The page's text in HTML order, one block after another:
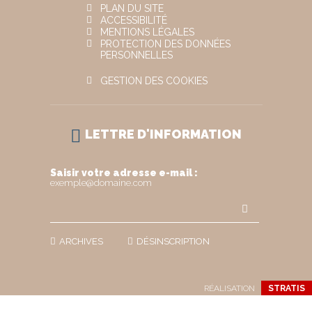
PLAN DU SITE
ACCESSIBILITÉ
MENTIONS LÉGALES
PROTECTION DES DONNÉES
PERSONNELLES
GESTION DES COOKIES
LETTRE D'INFORMATION
Saisir votre adresse e-mail :
exemple@domaine.com
ARCHIVES DÉSINSCRIPTION
RÉALISATION STRATIS